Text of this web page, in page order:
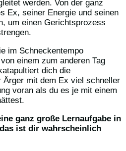
werden. Von der ganz
Ex, seiner Energie und seinen
um einen Gerichtsprozess
im Schneckentempo
einem zum anderen Tag
dich die
Ärger mit dem Ex viel schneller
voran als du es je mit einem
ganz große Lernaufgabe in
ist dir wahrscheinlich